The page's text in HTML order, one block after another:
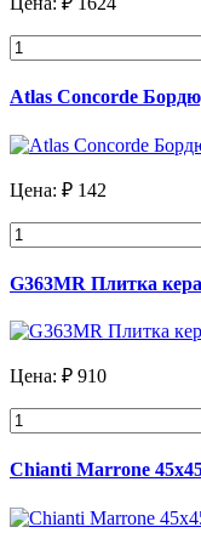
Atlas Concorde
Цена: ₽ 142
G363MR Плитка
Цена: ₽ 910
Chianti Marrone